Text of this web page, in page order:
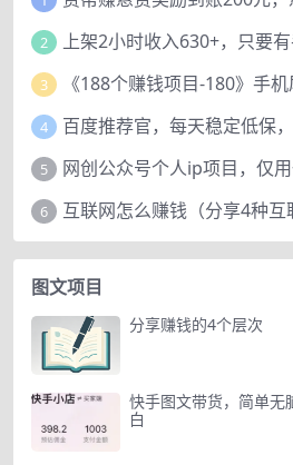
2
3
4 百度推荐官，每天稳定低保
5
6 互联网怎么赚钱（分享4种互
图文项目
分享赚钱的4个层次
快手图文带货，简单无
白